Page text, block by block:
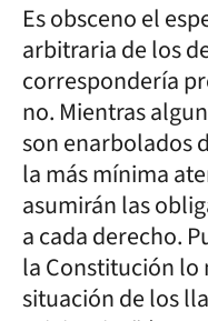
Es obsceno el
arbitraria de los
correspondería
no. Mientras
son enarbolados
la más mínima
asumirán las
a cada derecho.
la Constitución lo
situación de los